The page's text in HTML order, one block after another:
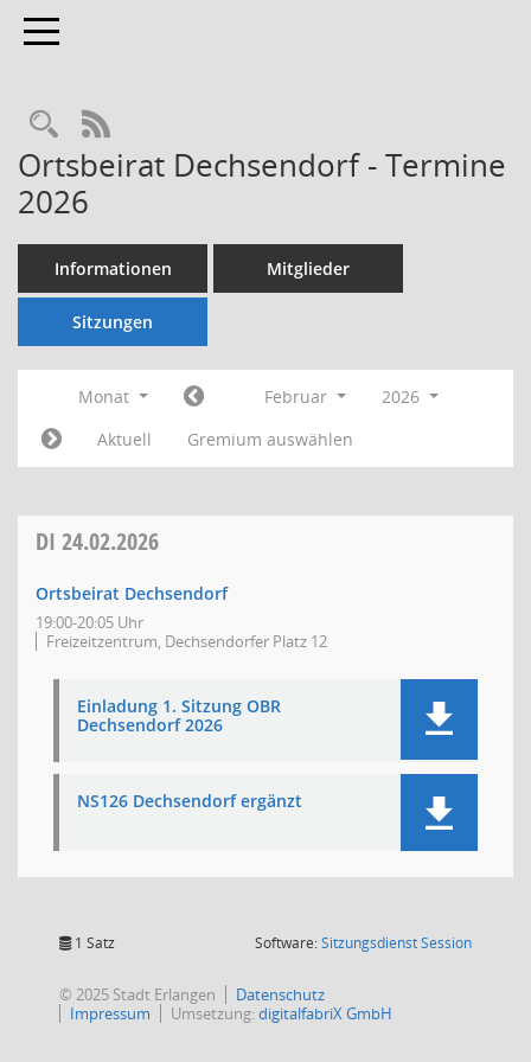
Toggle navigation
Rechercheauswahl
RSS-Feed
Ortsbeirat Dechsendorf - Termine
2026
Informationen Mitglieder
Sitzungen
Monat Februar
2026
Aktuell
Gremium auswählen
DI 24.02.2026
Ortsbeirat Dechsendorf
19:00-20:05 Uhr
Freizeitzentrum, Dechsendorfer Platz 12
Einladung 1. Sitzung OBR
Dechsendorf 2026
NS126 Dechsendorf ergänzt
1 Satz Software:SitzungsdienstSession(Wird in
© 2025 Stadt Erlangen
Datenschutz
Impressum
Umsetzung:digitalfabriX GmbH